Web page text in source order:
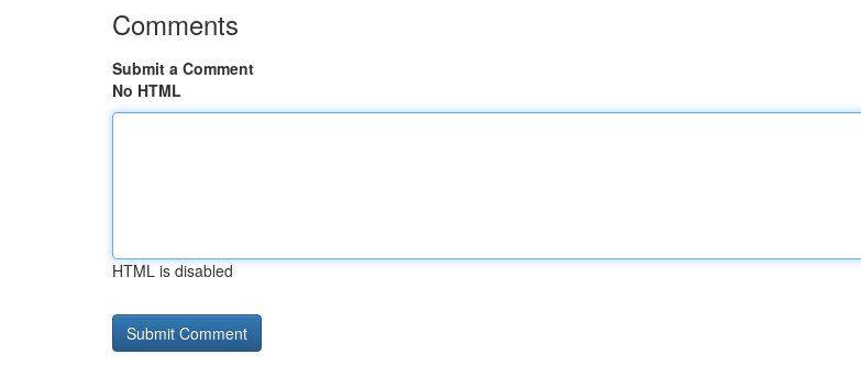
Comments
Submit a Comment
No HTML
HTML is disabled